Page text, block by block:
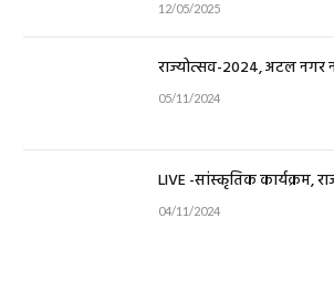
12/05/2025
राज्योत्सव-2024, अटल नगर
05/11/2024
LIVE -सांस्कृतिक कार्यक्रम,
04/11/2024